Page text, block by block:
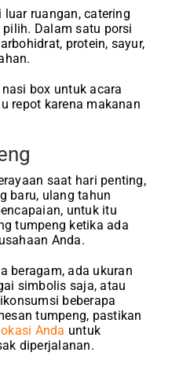
ruangan, catering
Dalam satu porsi
protein, sayur,
box untuk acara
repot karena makanan
saat hari penting,
baru, ulang tahun
untuk itu
tumpeng ketika ada
Anda.
beragam, ada ukuran
simbolis saja, atau
beberapa
tumpeng, pastikan
Anda untuk
diperjalanan.